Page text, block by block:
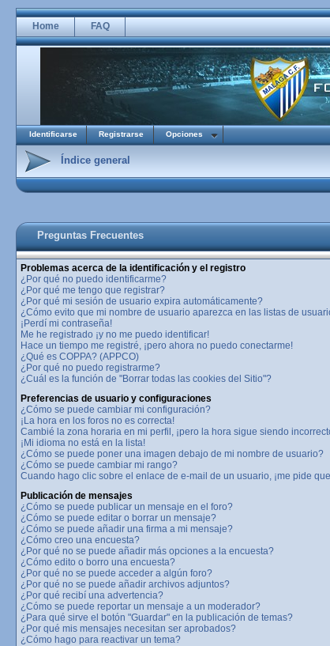
Home FAQ
Identificarse Registrarse Opciones
Índice general
Preguntas Frecuentes
Problemas acerca de la identificación y el registro
¿Por qué no puedo identificarme?
¿Por qué me tengo que registrar?
¿Por qué mi sesión de usuario expira automáticamente?
¿Cómo evito que mi nombre de usuario aparezca en las listas de
¡Perdí mi contraseña!
Me he registrado ¡y no me puedo identificar!
Hace un tiempo me registré, ¡pero ahora no puedo conectarme!
¿Qué es COPPA? (APPCO)
¿Por qué no puedo registrarme?
¿Cuál es la función de "Borrar todas las cookies del Sitio"?
Preferencias de usuario y configuraciones
¿Cómo se puede cambiar mi configuración?
¡La hora en los foros no es correcta!
Cambié la zona horaria en mi perfil, ¡pero la hora sigue siendo
¡Mi idioma no está en la lista!
¿Cómo se puede poner una imagen debajo de mi nombre de usuario?
¿Cómo se puede cambiar mi rango?
Cuando hago clic sobre el enlace de e-mail de un usuario, ¡me pide
Publicación de mensajes
¿Cómo se puede publicar un mensaje en el foro?
¿Cómo se puede editar o borrar un mensaje?
¿Cómo se puede añadir una firma a mi mensaje?
¿Cómo creo una encuesta?
¿Por qué no se puede añadir más opciones a la encuesta?
¿Cómo edito o borro una encuesta?
¿Por qué no se puede acceder a algún foro?
¿Por qué no se puede añadir archivos adjuntos?
¿Por qué recibí una advertencia?
¿Cómo se puede reportar un mensaje a un moderador?
¿Para qué sirve el botón "Guardar" en la publicación de temas?
¿Por qué mis mensajes necesitan ser aprobados?
¿Cómo hago para reactivar un tema?